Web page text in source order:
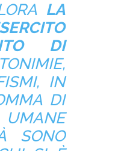
LA
DI
IN
DI
SONO